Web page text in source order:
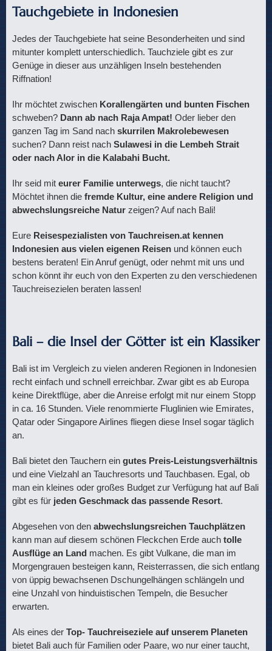
Tauchgebiete in Indonesien
Jedes der Tauchgebiete hat seine Besonderheiten und sind
mitunter komplett unterschiedlich. Tauchziele gibt es zur
Genüge in dieser aus unzähligen Inseln bestehenden
Riffnation!
Ihr möchtet zwischen Korallengärten und bunten Fischen
schweben? Dann ab nach Raja Ampat! Oder lieber den
ganzen Tag im Sand nach skurrilen Makrolebewesen
suchen? Dann reist nach Sulawesi in die Lembeh Strait
oder nach Alor in die Kalabahi Bucht.
Ihr seid mit eurer Familie unterwegs, die nicht taucht?
Möchtet ihnen die fremde Kultur, eine andere Religion und
abwechslungsreiche Natur zeigen? Auf nach Bali!
Eure Reisespezialisten von Tauchreisen.at kennen
Indonesien aus vielen eigenen Reisen und können euch
bestens beraten! Ein Anruf genügt, oder nehmt mit uns und
schon könnt ihr euch von den Experten zu den verschiedenen
Tauchreisezielen beraten lassen!
Bali – die Insel der Götter ist ein Klassiker
Bali ist im Vergleich zu vielen anderen Regionen in Indonesien
recht einfach und schnell erreichbar. Zwar gibt es ab Europa
keine Direktflüge, aber die Anreise erfolgt mit nur einem Stopp
in ca. 16 Stunden. Viele renommierte Fluglinien wie Emirates,
Qatar oder Singapore Airlines fliegen diese Insel sogar täglich
an.
Bali bietet den Tauchern ein gutes Preis-Leistungsverhältnis
und eine Vielzahl an Tauchresorts und Tauchbasen. Egal, ob
man ein kleines oder großes Budget zur Verfügung hat auf Bali
gibt es für jeden Geschmack das passende Resort.
Abgesehen von den abwechslungsreichen Tauchplätzen
kann man auf diesem schönen Fleckchen Erde auch tolle
Ausflüge an Land machen. Es gibt Vulkane, die man im
Morgengrauen besteigen kann, Reisterrassen, die sich entlang
von üppig bewachsenen Dschungelhängen schlängeln und
eine Unzahl von hinduistischen Tempeln, die Besucher
erwarten.
Als eines der Top- Tauchreiseziele auf unserem Planeten
bietet Bali auch für Familien oder Paare, wo nur einer taucht,